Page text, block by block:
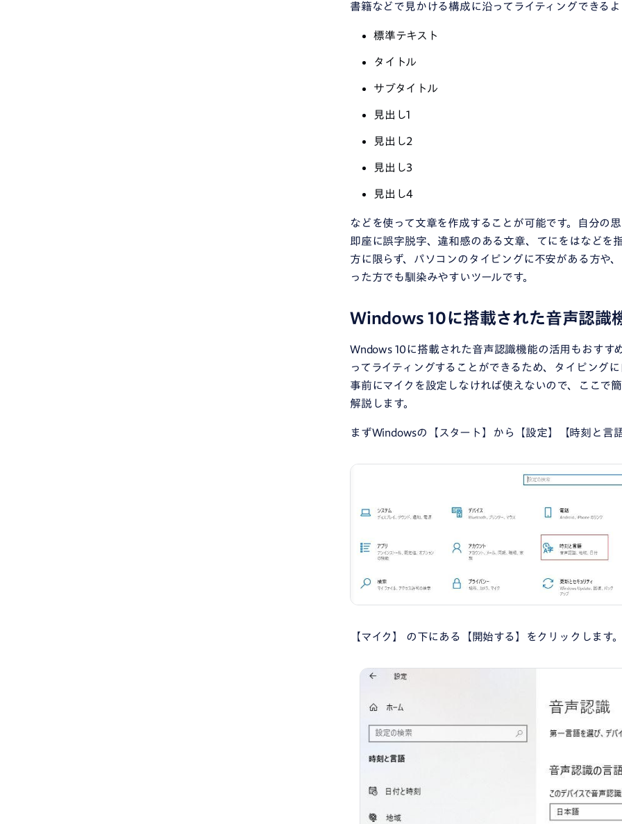
書籍などで見かける構成に沿ってライティングできる
標準テキスト
タイトル
サブタイトル
見出し1
見出し2
見出し3
見出し4
などを使って文章を作成することが可能です。自分の
即座に誤字脱字、違和感のある文章、てにをはなどを
方に限らず、パソコンのタイピングに不安がある方や
った方でも馴染みやすいツールです。
Windows 10に搭載された音声認識
Wndows 10に搭載された音声認識機能の活用もおすす
ってライティングすることができるため、タイピング
事前にマイクを設定しなければ使えないので、ここで
解説します。
まずWindowsの【スタート】から【設定】【時刻と言
【マイク】 の下にある【開始する】をクリックします